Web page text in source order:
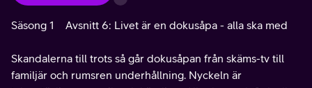
Säsong 1 Avsnitt 6: Livet är en dokusåpa - alla ska med
Skandalerna till trots så går dokusåpan från skäms-tv till
familjär och rumsren underhållning. Nyckeln är